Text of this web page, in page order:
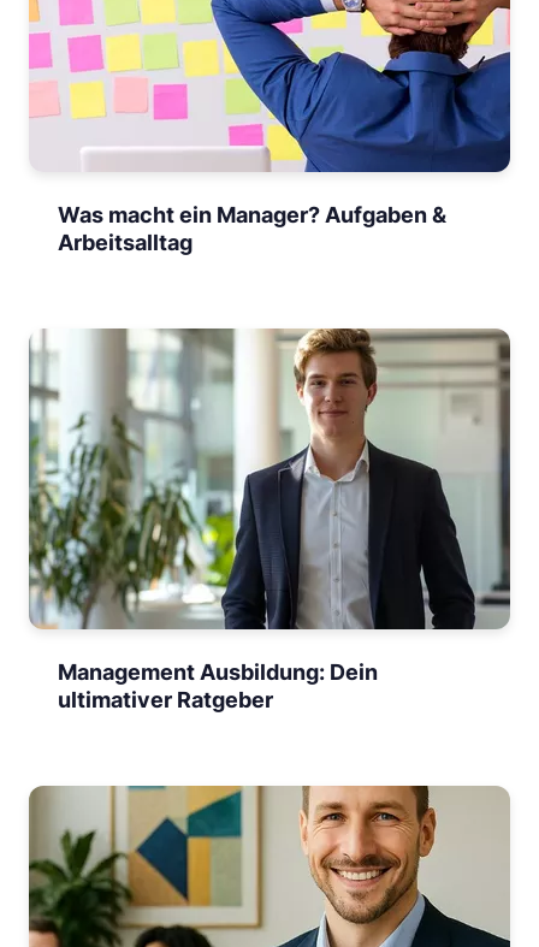
Was macht ein Manager? Aufgaben &
Arbeitsalltag
Management Ausbildung: Dein
ultimativer Ratgeber